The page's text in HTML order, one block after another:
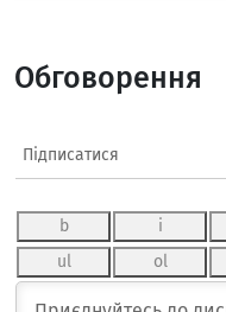
Обговорення
Підписатися